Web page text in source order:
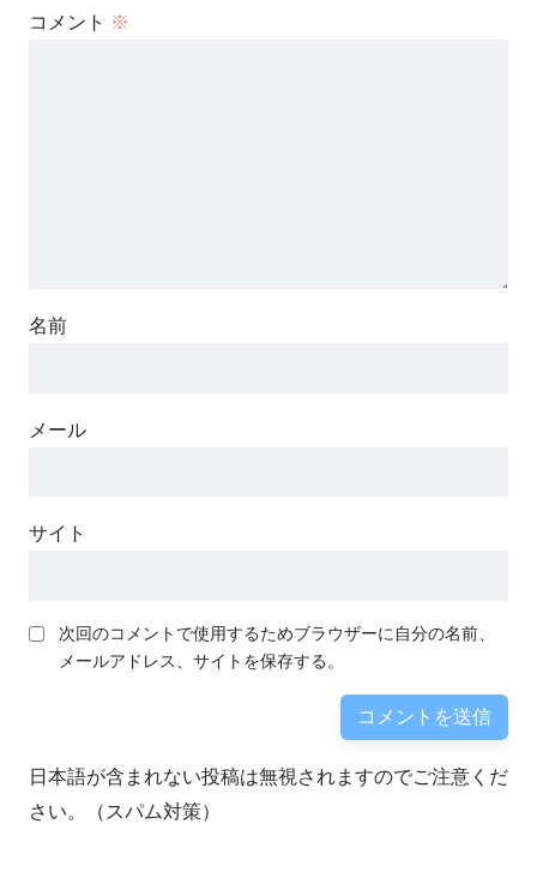
コメント ※
名前
メール
サイト
次回のコメントで使用するためブラウザーに自分の名前、
メールアドレス、サイトを保存する。
日本語が含まれない投稿は無視されますのでご注意くだ
さい。（スパム対策）